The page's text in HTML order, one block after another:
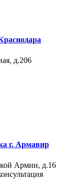
д.206
г. Армавир
Армии, д.16